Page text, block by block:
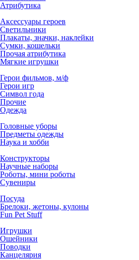
Атрибутика
Аксессуары героев
Светильники
Плакаты, значки, наклейки
Сумки, кошельки
Прочая атрибутика
Мягкие игрушки
Герои фильмов, м/ф
Герои игр
Символ года
Прочие
Одежда
Головные уборы
Предметы одежды
Наука и хобби
Конструкторы
Научные наборы
Роботы, мини роботы
Сувениры
Посуда
Брелоки, жетоны, кулоны
Fun Pet Stuff
Игрушки
Ошейники
Поводки
Канцелярия